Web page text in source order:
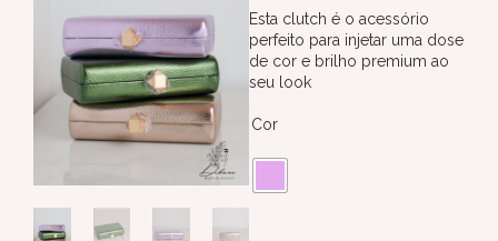
Esta clutch é o acessório
perfeito para injetar uma dose
de cor e brilho premium ao
seu look
Cor